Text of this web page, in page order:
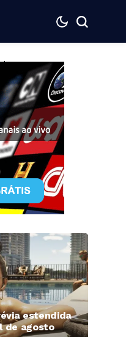
—
estendida
de agosto